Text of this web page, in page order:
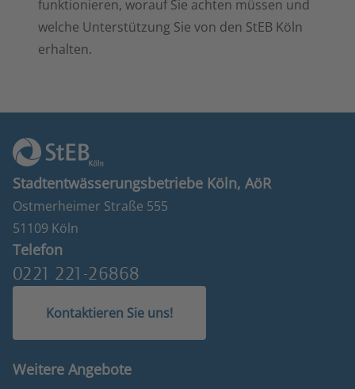
funktionieren, worauf Sie achten müssen und
welche Unterstützung Sie von den StEB Köln
erhalten.
Stadtentwässerungsbetriebe Köln, AöR
Ostmerheimer Straße 555
51109 Köln
Telefon
0221 221-26868
Kontaktieren Sie uns!
Weitere Angebote